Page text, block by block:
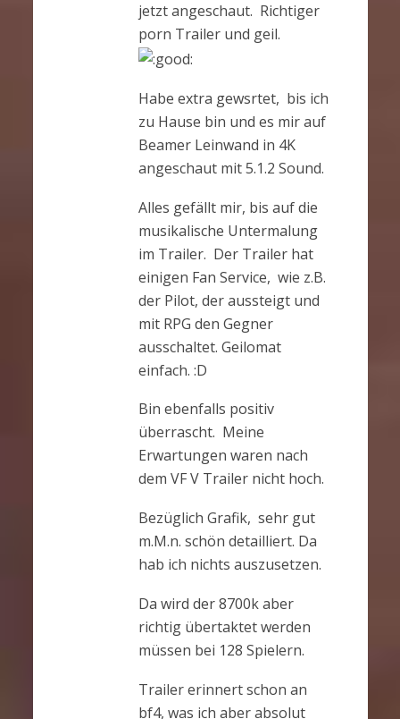
jetzt angeschaut. Richtiger
porn Trailer und geil.
Habe extra gewsrtet, bis ich
zu Hause bin und es mir auf
Beamer Leinwand in 4K
angeschaut mit 5.1.2 Sound.
Alles gefällt mir, bis auf die
musikalische Untermalung
im Trailer. Der Trailer hat
einigen Fan Service, wie z.B.
der Pilot, der aussteigt und
mit RPG den Gegner
ausschaltet. Geilomat
einfach. :D
Bin ebenfalls positiv
überrascht. Meine
Erwartungen waren nach
dem VF V Trailer nicht hoch.
Bezüglich Grafik, sehr gut
m.M.n. schön detailliert. Da
hab ich nichts auszusetzen.
Da wird der 8700k aber
richtig übertaktet werden
müssen bei 128 Spielern.
Trailer erinnert schon an
bf4, was ich aber absolut